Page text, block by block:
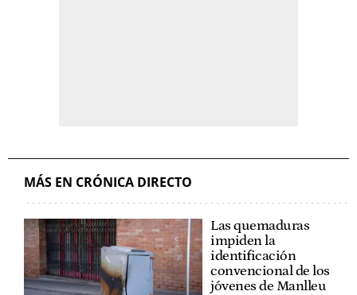
MÁS EN CRÓNICA DIRECTO
Las quemaduras
impiden la
identificación
convencional de los
jóvenes de Manlleu